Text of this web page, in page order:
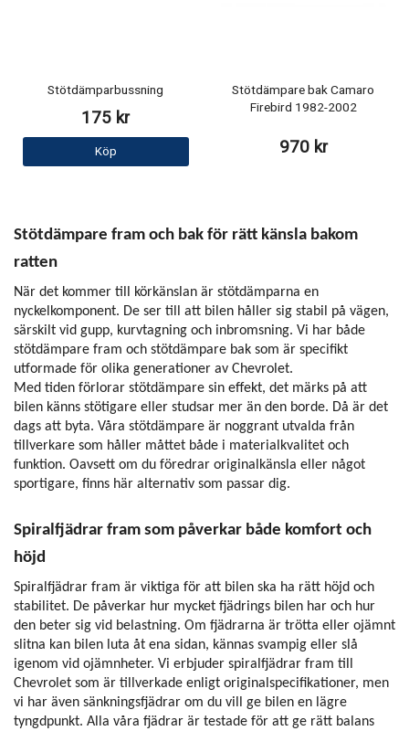
Stötdämparbussning
175 kr
Köp
Stötdämpare bak Camaro
Firebird 1982-2002
970 kr
Stötdämpare fram och bak för rätt känsla bakom
ratten
När det kommer till körkänslan är stötdämparna en
nyckelkomponent. De ser till att bilen håller sig stabil på vägen,
särskilt vid gupp, kurvtagning och inbromsning. Vi har både
stötdämpare fram och stötdämpare bak som är specifikt
utformade för olika generationer av Chevrolet.
Med tiden förlorar stötdämpare sin effekt, det märks på att
bilen känns stötigare eller studsar mer än den borde. Då är det
dags att byta. Våra stötdämpare är noggrant utvalda från
tillverkare som håller måttet både i materialkvalitet och
funktion. Oavsett om du föredrar originalkänsla eller något
sportigare, finns här alternativ som passar dig.
Spiralfjädrar fram som påverkar både komfort och
höjd
Spiralfjädrar fram är viktiga för att bilen ska ha rätt höjd och
stabilitet. De påverkar hur mycket fjädrings bilen har och hur
den beter sig vid belastning. Om fjädrarna är trötta eller ojämnt
slitna kan bilen luta åt ena sidan, kännas svampig eller slå
igenom vid ojämnheter. Vi erbjuder spiralfjädrar fram till
Chevrolet som är tillverkade enligt originalspecifikationer, men
vi har även sänkningsfjädrar om du vill ge bilen en lägre
tyngdpunkt. Alla våra fjädrar är testade för att ge rätt balans